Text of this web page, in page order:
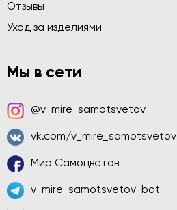
Отзывы
Уход за изделиями
Мы в сети
@v_mire_samotsvetov
vk.com/v_mire_samotsvetov
Мир Самоцветов
v_mire_samotsvetov_bot